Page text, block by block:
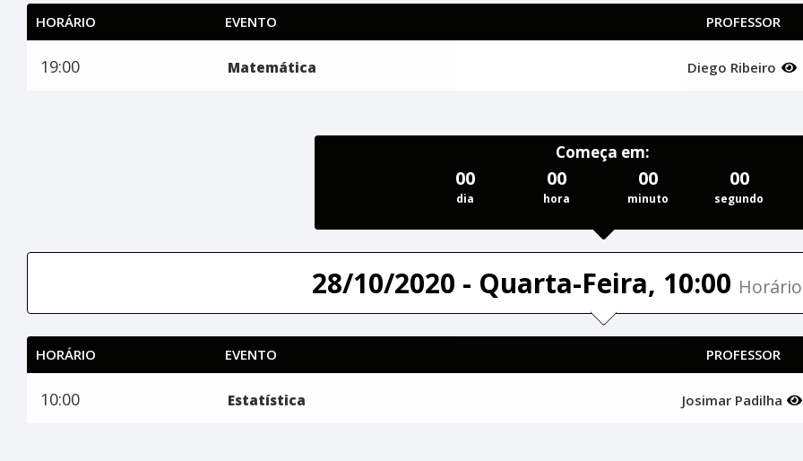
HORÁRIO EVENTO PROFESSOR
19:00 Matemática Diego Ribeiro
Começa em:
00
dia
00
hora
00
minuto
00
segundo
28/10/2020 - Quarta-Feira, 10:00
HORÁRIO EVENTO PROFESSOR
10:00 Estatística Josimar Padilha